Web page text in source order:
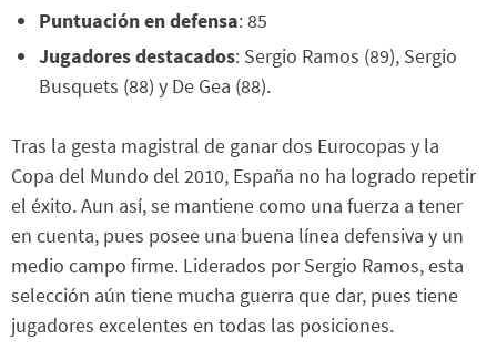
Puntuación en defensa: 85
Jugadores destacados: Sergio Ramos (89), Sergio
Busquets (88) y De Gea (88).
Tras la gesta magistral de ganar dos Eurocopas y la
Copa del Mundo del 2010, España no ha logrado repetir
el éxito. Aun así, se mantiene como una fuerza a tener
en cuenta, pues posee una buena línea defensiva y un
medio campo firme. Liderados por Sergio Ramos, esta
selección aún tiene mucha guerra que dar, pues tiene
jugadores excelentes en todas las posiciones.